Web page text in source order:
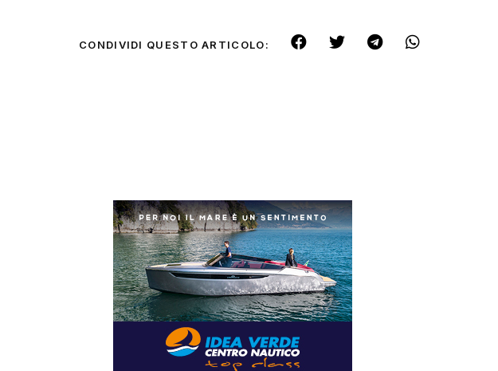
CONDIVIDI QUESTO ARTICOLO: